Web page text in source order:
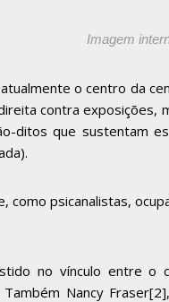
Imagem
o centro da
contra exposições,
ditos que sustentam
psicanalistas,
no vínculo entre o
Nancy Fraser[2]